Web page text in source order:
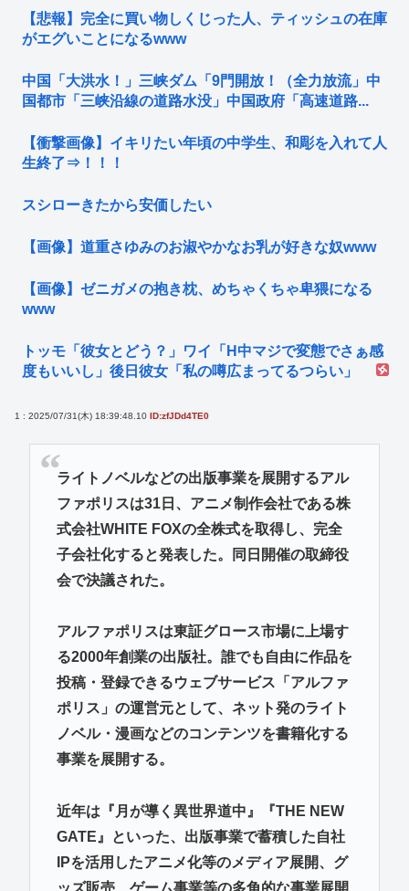
【悲報】完全に買い物しくじった人、ティッシュの在庫
がエグいことになるwww
中国「大洪水！」三峡ダム「9門開放！（全力放流」中
国都市「三峡沿線の道路水没」中国政府「高速道路...
【衝撃画像】イキリたい年頃の中学生、和彫を入れて人
生終了⇒！！！
スシローきたから安価したい
【画像】道重さゆみのお淑やかなお乳が好きな奴www
【画像】ゼニガメの抱き枕、めちゃくちゃ卑猥になる
www
トッモ「彼女とどう？」ワイ「H中マジで変態でさぁ感
度もいいし」後日彼女「私の噂広まってるつらい」
1 : 2025/07/31(木) 18:39:48.10 ID:zfJDd4TE0
ライトノベルなどの出版事業を展開するアル
ファポリスは31日、アニメ制作会社である株
式会社WHITE FOXの全株式を取得し、完全
子会社化すると発表した。同日開催の取締役
会で決議された。
アルファポリスは東証グロース市場に上場す
る2000年創業の出版社。誰でも自由に作品を
投稿・登録できるウェブサービス「アルファ
ポリス」の運営元として、ネット発のライト
ノベル・漫画などのコンテンツを書籍化する
事業を展開する。
近年は『月が導く異世界道中』『THE NEW
GATE』といった、出版事業で蓄積した自社
IPを活用したアニメ化等のメディア展開、グ